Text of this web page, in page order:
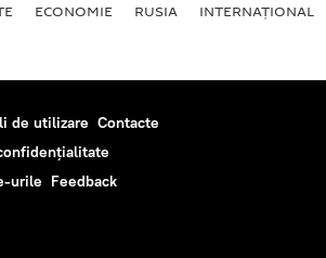
ECONOMIE RUSIA INTERNAŢIONAL
de utilizare Contacte
urile Feedback